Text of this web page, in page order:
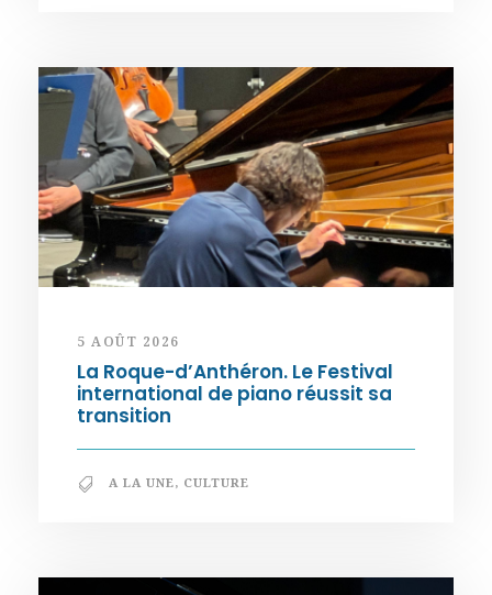
5 AOÛT 2026
La Roque-d’Anthéron. Le Festival
international de piano réussit sa
transition
A LA UNE, CULTURE